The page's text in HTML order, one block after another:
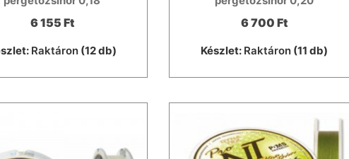
6 155 Ft
Raktáron(12 db)
6 700 Ft
Készlet: Raktáron(11 db)